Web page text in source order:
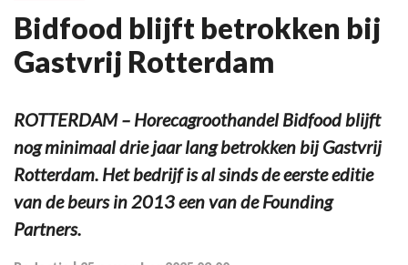
Bidfood blijft betrokken bij
Gastvrij Rotterdam
ROTTERDAM – Horecagroothandel Bidfood blijft
nog minimaal drie jaar lang betrokken bij Gastvrij
Rotterdam. Het bedrijf is al sinds de eerste editie
van de beurs in 2013 een van de Founding
Partners.